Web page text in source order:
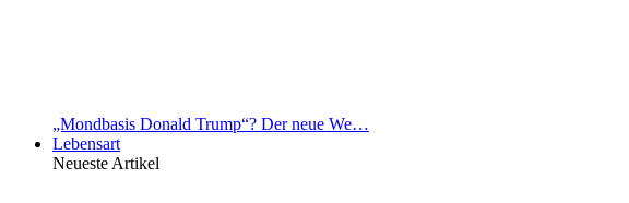
„Mondbasis Donald Trump“? Der neue We…
Lebensart
Neueste Artikel